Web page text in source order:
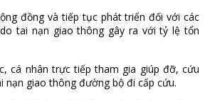
đồng và tiếp tục phát triển đối với các
tai nạn giao thông gây ra với tỷ lệ tổn
cá nhân trực tiếp tham gia giúp đỡ, cứu
nạn giao thông đường bộ đi cấp cứu.